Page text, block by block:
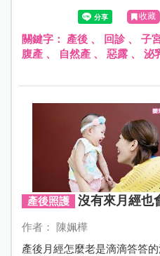
產後媽咪，往往因為產後疼
難熟記每項重點，故本文特
平醫師，再次指導媽咪產後
收藏
關鍵字： 產後、 回診、 子
腹產、 自然產、 惡露、 泌
產後照護 沒有來月經也
作者： 陳姵樺
產後月經怎麼老是滴滴答答